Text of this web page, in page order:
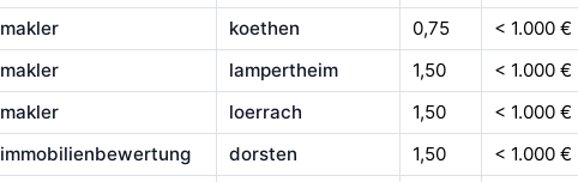
makler koethen 0,75 < 1.000 €
makler lampertheim 1,50 < 1.000 €
makler loerrach 1,50 < 1.000 €
immobilienbewertung dorsten 1,50 < 1.000 €